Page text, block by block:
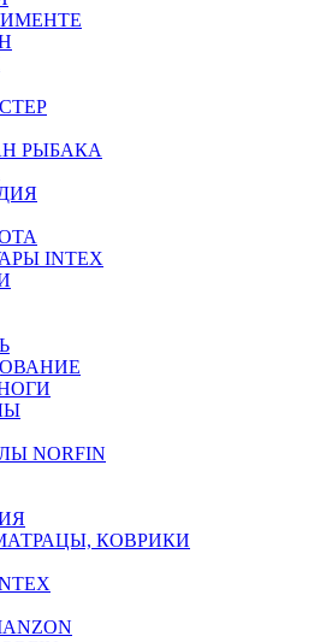
РЫБАКА
INTEX
NORFIN
КОВРИКИ